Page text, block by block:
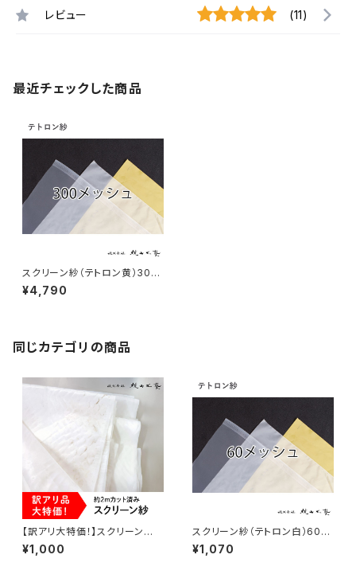
レビュー (11)
最近チェックした商品
スクリーン紗（テトロン黄）300
メッシュ こねこ便
¥4,790
同じカテゴリの商品
【訳アリ大特価！】スクリーン
紗 2ｍカット済み シワ・汚れ
あり こねこ便
¥1,000
スクリーン紗（テトロン白）60メ
ッシュ こねこ便
¥1,070